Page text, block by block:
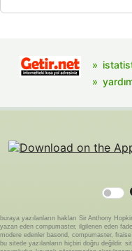
buraya yazılanların hakları Sir Anthony
yazan eden compumaster, ilgilenen eden
modere edenler basond, compumaster,
bu sitede yazılanların hiçbiri doğru değildir.